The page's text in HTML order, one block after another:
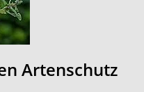
Artenschutz